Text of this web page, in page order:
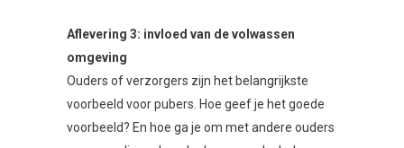
Aflevering 3: invloed van de volwassen
omgeving
Ouders of verzorgers zijn het belangrijkste
voorbeeld voor pubers. Hoe geef je het goede
voorbeeld? En hoe ga je om met andere ouders